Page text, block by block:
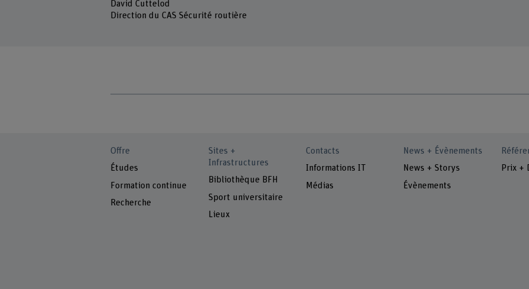
David Cuttelod
Direction du CAS Sécurité routière
Offre
Études
Formation continue
Recherche
Sites +
Infrastructures
Bibliothèque BFH
Sport universitaire
Lieux
Contacts
Informations IT
Médias
News + Évènements
News + Storys
Évènements
Prix +